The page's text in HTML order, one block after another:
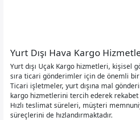
Yurt Dışı Hava Kargo
Yurt dışı Uçak Kargo hizmetleri, kişisel
sıra ticari gönderimler için de önemli bir
Ticari işletmeler, yurt dışına mal
kargo hizmetlerini tercih ederek rekabet
Hızlı teslimat süreleri, müşteri
süreçlerini de hızlandırmaktadır.